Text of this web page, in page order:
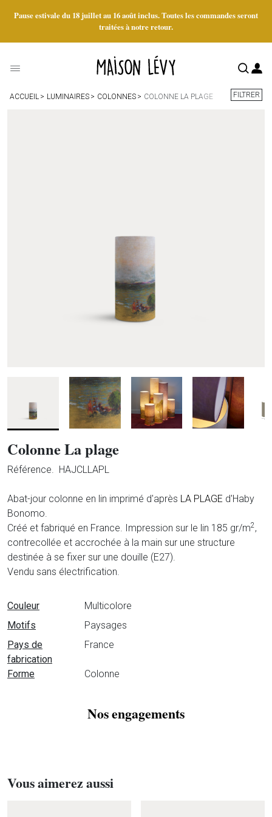
Pause estivale du 18 juillet au 16 août inclus. Toutes les commandes seront
traitées à notre retour.
ACCUEIL LUMINAIRES COLONNES COLONNE LA PLAGE FILTRER
Colonne La plage
Référence. HAJCLLAPL
Abat-jour colonne en lin imprimé d'après LA PLAGE d'Haby
Bonomo.
Créé et fabriqué en France. Impression sur le lin 185 gr/m2 ,
contrecollée et accrochée à la main sur une structure
destinée à se fixer sur une douille (E27).
Vendu sans électrification.
Fiche technique
Couleur
Multicolore
Motifs
Paysages
Pays de
fabrication
France
Forme Colonne
Nos engagements
Vous aimerez aussi